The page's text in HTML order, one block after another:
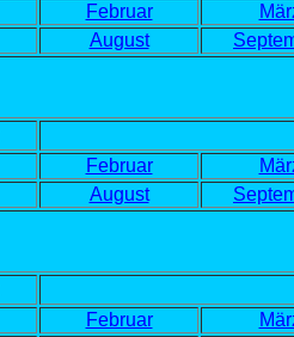
Februar
August
Februar
August
Februar